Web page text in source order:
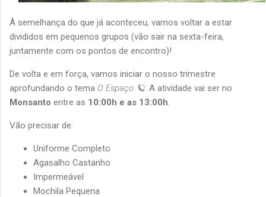
À semelhança do que já aconteceu, vamos voltar a estar
divididos em pequenos grupos (vão sair na sexta-feira,
juntamente com os pontos de encontro)!
De volta e em força, vamos iniciar o nosso trimestre
aprofundando o tema O Espaço 🪐. A atividade vai ser no
Monsanto entre as 10:00h e as 13:00h.
Vão precisar de:
Uniforme Completo
Agasalho Castanho
Impermeável
Mochila Pequena